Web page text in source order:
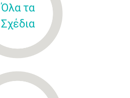
Όλα τα
Σχέδια